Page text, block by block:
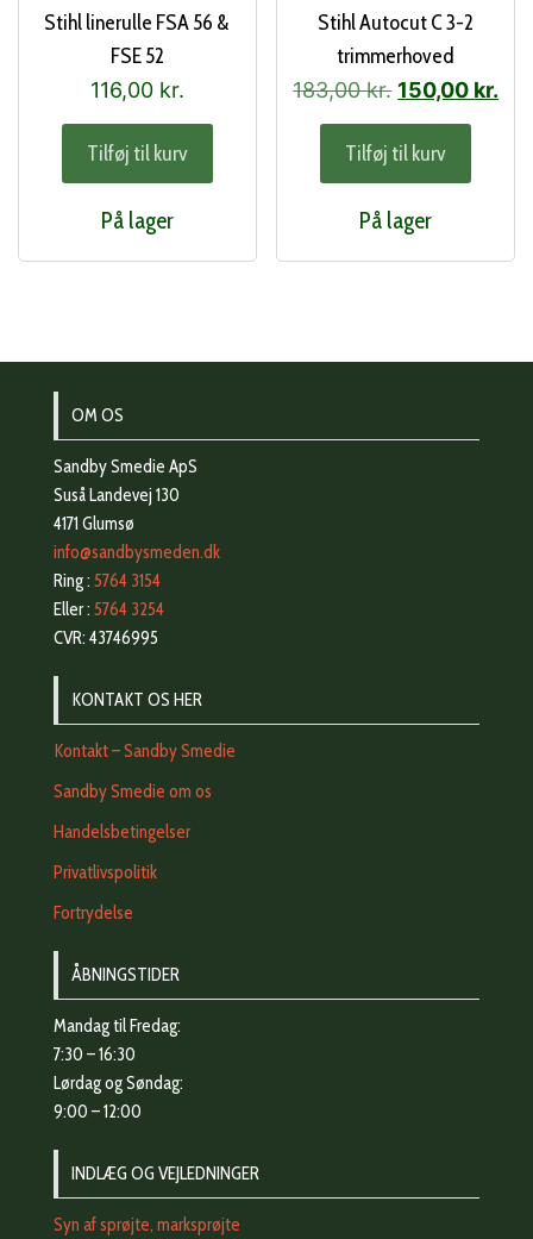
Stihl linerulle FSA 56 &
FSE 52
116,00 kr.
Tilføj til kurv
På lager
Stihl Autocut C 3-2
trimmerhoved
183,00kr. Den
oprindelige
pris
var:
183,00 kr..
150,00 kr.
Tilføj til kurv
På lager
OM OS
Sandby Smedie ApS
Suså Landevej 130
4171 Glumsø
info@sandbysmeden.dk
Ring : 5764 3154
Eller : 5764 3254
CVR: 43746995
KONTAKT OS HER
Kontakt – Sandby Smedie
Sandby Smedie om os
Handelsbetingelser
Privatlivspolitik
Fortrydelse
ÅBNINGSTIDER
Mandag til Fredag:
7:30 – 16:30
Lørdag og Søndag:
9:00 – 12:00
INDLÆG OG VEJLEDNINGER
Syn af sprøjte, marksprøjte